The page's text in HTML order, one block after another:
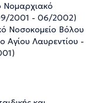
Νοµαρχιακό
2001 - 06/2002)
Νοσοκοµείο Βόλου
Αγίου Λαυρεντίου -